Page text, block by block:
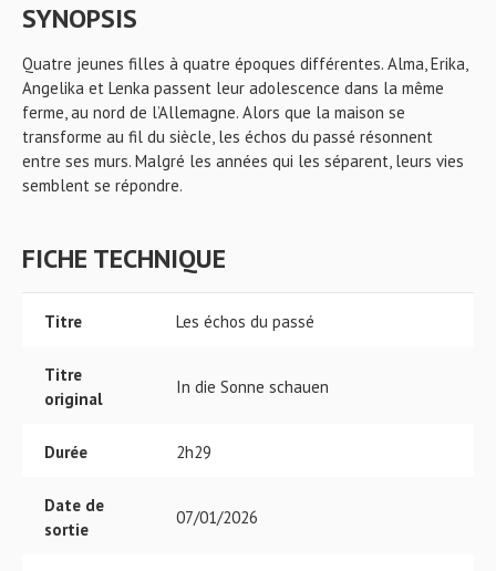
SYNOPSIS
Quatre jeunes filles à quatre époques différentes. Alma, Erika,
Angelika et Lenka passent leur adolescence dans la même
ferme, au nord de l’Allemagne. Alors que la maison se
transforme au fil du siècle, les échos du passé résonnent
entre ses murs. Malgré les années qui les séparent, leurs vies
semblent se répondre.
FICHE TECHNIQUE
Titre Les échos du passé
Titre
original
In die Sonne schauen
Durée 2h29
Date de
sortie
07/01/2026